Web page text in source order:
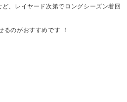
、レイヤード次第でロングシーズン着回
るのがおすすめです ！